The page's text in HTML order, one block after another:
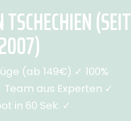
(SEIT
(ab 149€) ✓ 100%
aus Experten ✓
in 60 Sek. ✓